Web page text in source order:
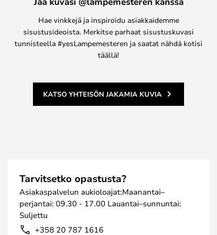
Hae vinkkejä ja inspiroidu asiakkaidemme
sisustusideoista. Merkitse parhaat sisustuskuvasi
tunnisteella #yesLampemesteren ja saatat nähdä kotisi
täällä!
KATSO YHTEISÖN JAKAMIA KUVIA
Tarvitsetko opastusta?
Asiakaspalvelun aukioloajat:Maanantai–
perjantai: 09.30 - 17.00 Lauantai–sunnuntai:
Suljettu
+358 20 787 1616